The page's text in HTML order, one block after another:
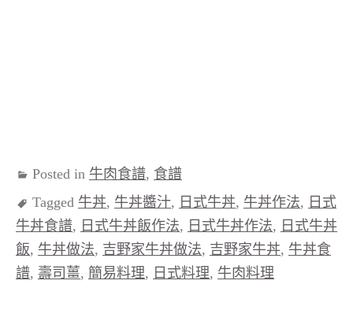
Posted in 牛肉食譜, 食譜
Tagged 牛丼, 牛丼醬汁, 日式牛丼, 牛丼作法, 日式
牛丼食譜, 日式牛丼飯作法, 日式牛丼作法, 日式牛丼
飯, 牛丼做法, 吉野家牛丼做法, 吉野家牛丼, 牛丼食
譜, 壽司薑, 簡易料理, 日式料理, 牛肉料理